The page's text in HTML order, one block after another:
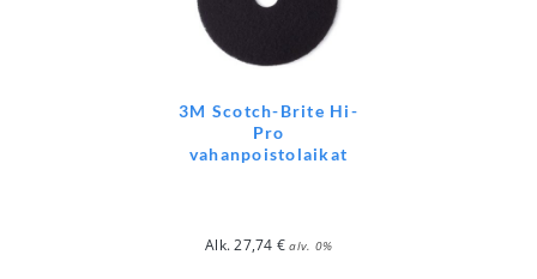
3M Scotch-Brite Hi-
Pro
vahanpoistolaikat
Alk.27,74 € alv. 0%